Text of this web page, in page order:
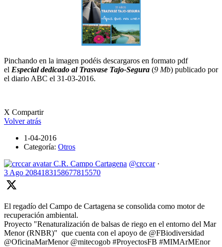
Pinchando en la imagen podéis descargaros en formato pdf
el Especial dedicado al Trasvase Tajo-Segura (9 Mb) publicado por
el diario ABC el 31-03-2016.
X Compartir
Volver atrás
1-04-2016
Categoría: Otros
C.R. Campo Cartagena @crccar ·
3 Ago 2084183158677815570
El regadío del Campo de Cartagena se consolida como motor de
recuperación ambiental.
Proyecto "Renaturalización de balsas de riego en el entorno del Mar
Menor (RNBR)" que cuenta con el apoyo de @FBiodiversidad
@OficinaMarMenor @mitecogob #ProyectosFB #MIMArMEnor